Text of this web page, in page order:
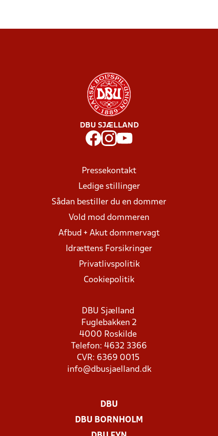
DBU SJÆLLAND
Pressekontakt
Ledige stillinger
Sådan bestiller du en dommer
Vold mod dommeren
Afbud + Akut dommervagt
Idrættens Forsikringer
Privatlivspolitik
Cookiepolitik
DBU Sjælland
Fuglebakken 2
4000 Roskilde
Telefon: 4632 3366
CVR: 6369 0015
info@dbusjaelland.dk
DBU
DBU BORNHOLM